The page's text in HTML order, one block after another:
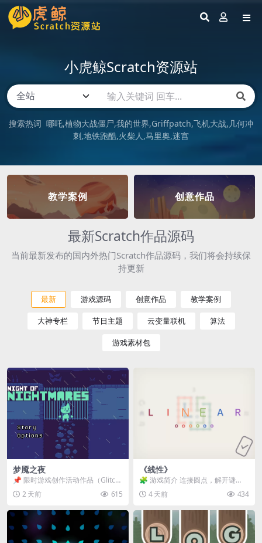
小虎鲸Scratch资源站
搜索热词 哪吒 植物大战僵尸 我的世界 Griffpatch 飞机大战 几何冲
刺 地铁跑酷 火柴人 马里奥 迷宫
教学案例 创意作品
最新Scratch作品源码
当前最新发布的国内外热门Scratch作品源码，我们将会持续保
持更新
最新 游戏源码 创意作品 教学案例
大神专栏 节日主题 云变量联机 算法
游戏素材包
梦魇之夜
📌 限时游戏创作活动作品（Glitch
Game Jam） 📖 故事背景 怪物四...
2 天前 615
《线性》
🧩 游戏简介 连接圆点，解开谜
题。 ⚠️ 重要提示 所有关卡均可通
关，请确保使用...
4 天前 434